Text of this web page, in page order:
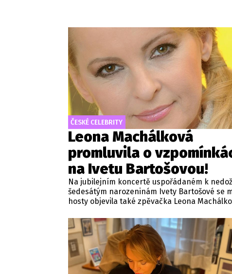
ČESKÉ CELEBRITY
Leona Machálková
promluvila o
na Ivetu Bartošovou!
Na jubilejním koncertě uspořádaném k
šedesátým narozeninám Ivety Bartošové se
hosty objevila také zpěvačka Leona
společně strávené chvíle i na to, jak na svou
kolegyni nahlíží s odstupem let. Podle
Machálkové je velmi pozitivní, že skladby
Bartošové z rádií nevymizely a stále oslovují
široké spektrum posluchačů.